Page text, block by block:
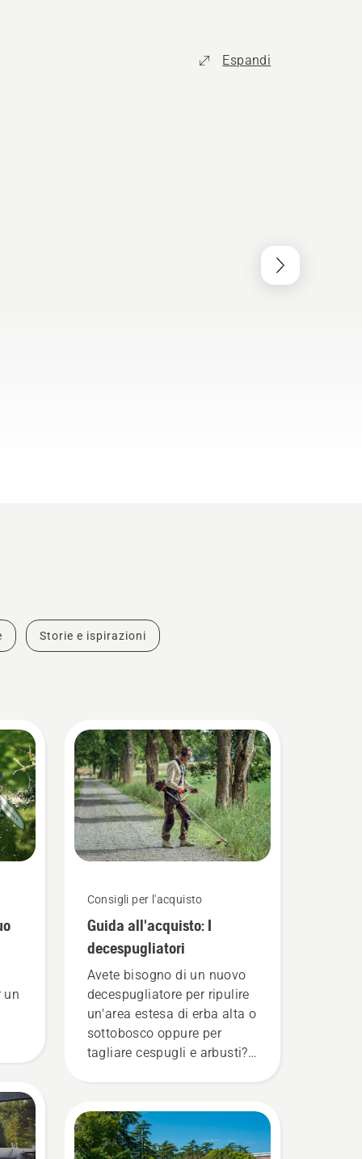
Espandi
Storie e ispirazioni
un
Consigli per l'acquisto
Guida all'acquisto: I
decespugliatori
Avete bisogno di un nuovo
decespugliatore per ripulire
un'area estesa di erba alta o
sottobosco oppure per
tagliare cespugli e arbusti?
acquistare un
decespugliatore.